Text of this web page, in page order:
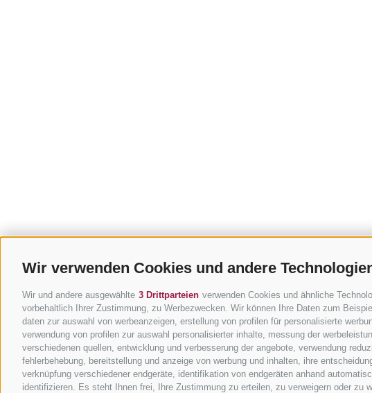
Wir verwenden Cookies und andere
Wir und andere ausgewählte 3 Drittparteien verwenden Cookies und ähnliche
vorbehaltlich Ihrer Zustimmung, zu Werbezwecken. Wir können Ihre Daten zum
daten zur auswahl von werbeanzeigen, erstellung von profilen für personalisierte
verwendung von profilen zur auswahl personalisierter inhalte, messung der
verschiedenen quellen, entwicklung und verbesserung der angebote, verwendung
fehlerbehebung, bereitstellung und anzeige von werbung und inhalten, ihre
verknüpfung verschiedener endgeräte, identifikation von endgeräten anhand
identifizieren. Es steht Ihnen frei, Ihre Zustimmung zu erteilen, zu verweigern oder